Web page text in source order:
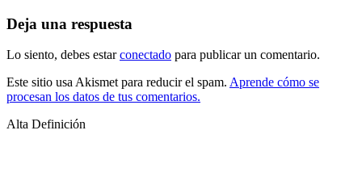
Deja una respuesta
Lo siento, debes estarconectado para publicar un comentario.
Este sitio usa Akismet para reducir el spam. Aprende cómo se
procesan los datos de tus comentarios.
Alta Definición